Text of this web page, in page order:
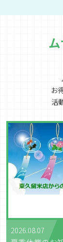
お
活
2026.08.07